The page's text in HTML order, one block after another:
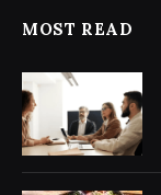
MOST READ